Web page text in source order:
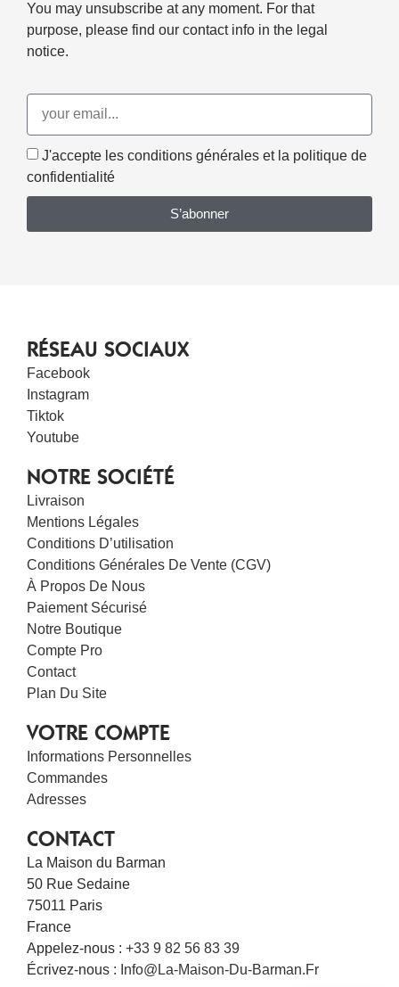
You may unsubscribe at any moment. For that
purpose, please find our contact info in the legal
notice.
J'accepte les conditions générales et la politique de
confidentialité
S’abonner
RÉSEAU SOCIAUX
Facebook
Instagram
Tiktok
Youtube
NOTRE SOCIÉTÉ
Livraison
Mentions Légales
Conditions D’utilisation
Conditions Générales De Vente (CGV)
À Propos De Nous
Paiement Sécurisé
Notre Boutique
Compte Pro
Contact
Plan Du Site
VOTRE COMPTE
Informations Personnelles
Commandes
Adresses
CONTACT
La Maison du Barman
50 Rue Sedaine
75011 Paris
France
Appelez-nous : +33 9 82 56 83 39
Écrivez-nous : Info@la-Maison-Du-Barman.fr